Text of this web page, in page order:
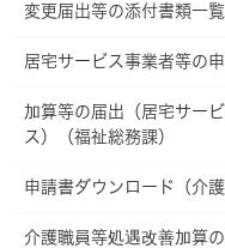
変更届出等の添付書類一覧
居宅サービス事業者等の
加算等の届出（居宅サー
ス）（福祉総務課）
申請書ダウンロード（介
介護職員等処遇改善加算